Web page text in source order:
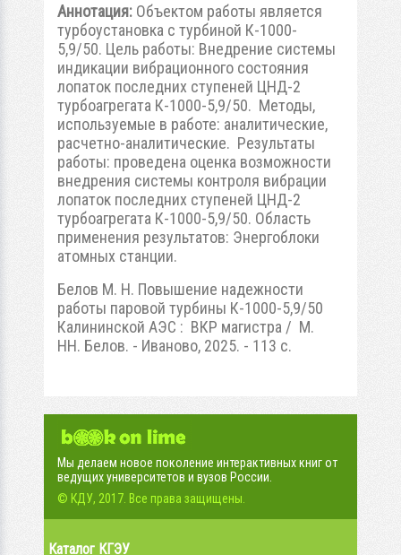
Аннотация: Объектом работы является
турбоустановка с турбиной К-1000-
5,9/50. Цель работы: Внедрение системы
индикации вибрационного состояния
лопаток последних ступеней ЦНД-2
турбоагрегата К-1000-5,9/50. Методы,
используемые в работе: аналитические,
расчетно-аналитические. Результаты
работы: проведена оценка возможности
внедрения системы контроля вибрации
лопаток последних ступеней ЦНД-2
турбоагрегата К-1000-5,9/50. Область
применения результатов: Энергоблоки
атомных станции.
Белов М. Н. Повышение надежности
работы паровой турбины К-1000-5,9/50
Калининской АЭС : ВКР магистра / М.
НН. Белов. - Иваново, 2025. - 113 с.
Мы делаем новое поколение интерактивных книг от
ведущих университетов и вузов России.
© КДУ, 2017. Все права защищены.
Каталог КГЭУ